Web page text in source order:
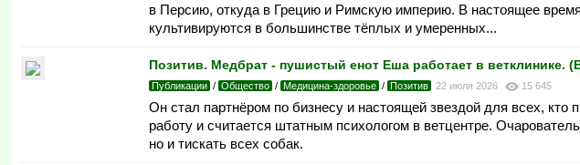
в Персию, откуда в Грецию и Римскую империю. В настоящее
культивируются в большинстве тёплых и умеренных...
Позитив. Медбрат - пушистый енот Еша работает в ветклинике.
Публикации / Общество / Медицина-здоровье / Позитив 22 июля 2026 15 645
Он стал партнёром по бизнесу и настоящей звездой для всех, кто
работу и считается штатным психологом в ветцентре.
но и тискать всех собак.